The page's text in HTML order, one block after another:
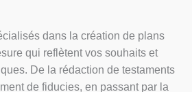
dans la création de plans
qui reflètent vos souhaits et
De la rédaction de testaments
de fiducies, en passant par la